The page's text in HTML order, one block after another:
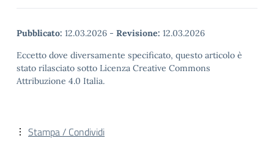
Pubblicato: 12.03.2026 - Revisione: 12.03.2026
Eccetto dove diversamente specificato, questo articolo è
stato rilasciato sotto Licenza Creative Commons
Attribuzione 4.0 Italia.
Stampa / Condividi